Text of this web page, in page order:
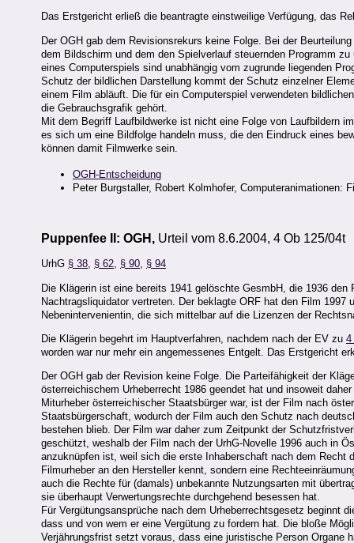
Das Erstgericht erließ die beantragte einstweilige Verfügung, das
Der OGH gab dem Revisionsrekurs keine Folge. Bei der
dem Bildschirm und dem den Spielverlauf steuernden Programm
eines Computerspiels sind unabhängig vom zugrunde liegenden
Schutz der bildlichen Darstellung kommt der Schutz einzelner
einem Film abläuft. Die für ein Computerspiel verwendeten
die Gebrauchsgrafik gehört.
Mit dem Begriff Laufbildwerke ist nicht eine Folge von Laufbildern
es sich um eine Bildfolge handeln muss, die den Eindruck eines
können damit Filmwerke sein.
OGH-Entscheidung
Peter Burgstaller, Robert Kolmhofer, Computeranimationen:
Puppenfee II: OGH, Urteil vom 8.6.2004, 4 Ob 125/04t
UrhG § 38, § 62, § 90, § 94
Die Klägerin ist eine bereits 1941 gelöschte GesmbH, die 1936
Nachtragsliquidator vertreten. Der beklagte ORF hat den Film 1997
Nebenintervenientin, die sich mittelbar auf die Lizenzen der
Die Klägerin begehrt im Hauptverfahren, nachdem nach der EV zu 4
worden war nur mehr ein angemessenes Entgelt. Das Erstgericht
Der OGH gab der Revision keine Folge. Die Parteifähigkeit der
österreichischem Urheberrecht 1986 geendet hat und insoweit
Miturheber österreichischer Staatsbürger war, ist der Film nach
Staatsbürgerschaft, wodurch der Film auch den Schutz nach
bestehen blieb. Der Film war daher zum Zeitpunkt der
geschützt, weshalb der Film nach der UrhG-Novelle 1996 auch in
anzuknüpfen ist, weil sich die erste Inhaberschaft nach dem
Filmurheber an den Hersteller kennt, sondern eine
auch die Rechte für (damals) unbekannte Nutzungsarten mit
sie überhaupt Verwertungsrechte durchgehend besessen hat.
Für Vergütungsansprüche nach dem Urheberrechtsgesetz beginnt
dass und von wem er eine Vergütung zu fordern hat. Die bloße
Verjährungsfrist setzt voraus, dass eine juristische Person Organe